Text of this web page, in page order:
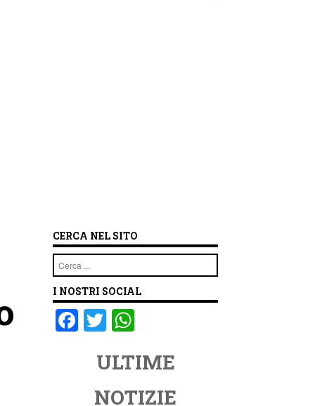
CERCA NEL SITO
Cerca
I NOSTRI SOCIAL
F T
tt
er
at
s
ULTIME
NOTIZIE